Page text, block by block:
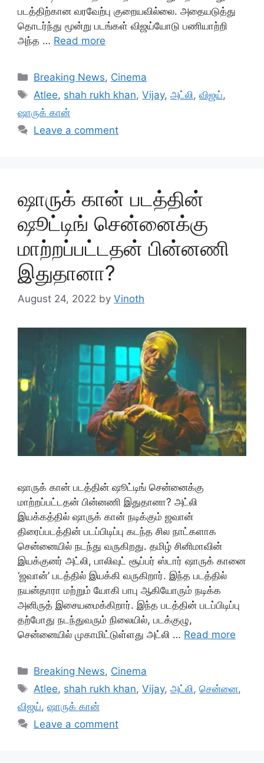
படத்திற்கான வரவேற்பு குறையவில்லை. அதையடுத்து
தொடர்ந்து மூன்று படங்கள் விஜய்யோடு பணியாற்றி
அந்த … Read more
Categories
Breaking News, Cinema
Tags
Atlee, shah rukh khan,Vijay,அட்லி ,விஜய்,
ஷாருக் கான்
Leave a comment
ஷாருக் கான் படத்தின்
ஷூட்டிங் சென்னைக்கு
மாற்றப்பட்டதன் பின்னணி
இதுதானா?
August 24, 2022 by Vinoth
ஷாருக் கான் படத்தின் ஷூட்டிங் சென்னைக்கு
மாற்றப்பட்டதன் பின்னணி இதுதானா? அட்லி
இயக்கத்தில் ஷாருக் கான் நடிக்கும் ஜவான்
திரைப்படத்தின் படப்பிடிப்பு கடந்த சில நாட்களாக
சென்னையில் நடந்து வருகிறது. தமிழ் சினிமாவின்
இயக்குனர் அட்லி, பாலிவுட் சூப்பர் ஸ்டார் ஷாருக் கானை
‘ஜவான்’ படத்தில் இயக்கி வருகிறார். இந்த படத்தில்
நயன்தாரா மற்றும் யோகி பாபு ஆகியோரும் நடிக்க
அனிருத் இசையமைக்கிறார். இந்த படத்தின் படப்பிடிப்பு
தற்போது நடந்துவரும் நிலையில், படக்குழு,
சென்னையில் முகாமிட்டுள்ளது அட்லி … Read more
Categories
Breaking News, Cinema
Tags
Atlee, shah rukh khan,Vijay,அட்லி ,சென்னை,
விஜய், ஷாருக் கான்
Leave a comment